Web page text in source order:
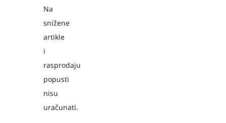
Na
snižene
artikle
i
rasprodaju
popusti
nisu
uračunati.